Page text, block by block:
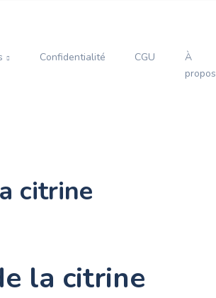
Confidentialité CGU
À
propos
citrine
la citrine